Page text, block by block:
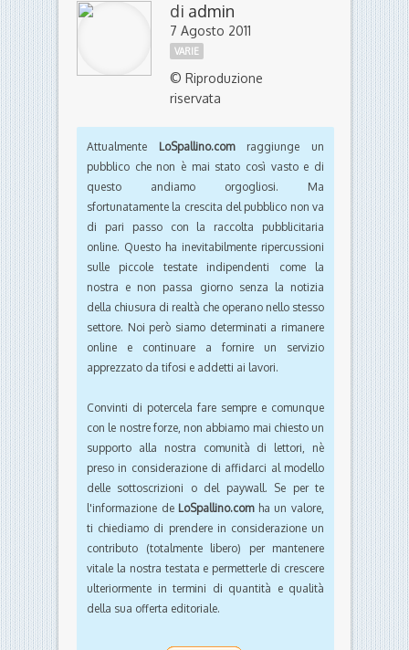
di admin
7 Agosto 2011
VARIE
© Riproduzione
riservata
Attualmente LoSpallino.comraggiunge un
pubblico che non è mai stato così vasto e di
questo andiamo orgogliosi. Ma
sfortunatamente la crescita del pubblico non va
di pari passo con la raccolta pubblicitaria
online. Questo ha inevitabilmente ripercussioni
sulle piccole testate indipendenti come la
nostra e non passa giorno senza la notizia
della chiusura di realtà che operano nello stesso
settore. Noi però siamo determinati a rimanere
online e continuare a fornire un servizio
apprezzato da tifosi e addetti ai lavori.
Convinti di potercela fare sempre e comunque
con le nostre forze, non abbiamo mai chiesto un
supporto alla nostra comunità di lettori, nè
preso in considerazione di affidarci al modello
delle sottoscrizioni o del paywall. Se per te
l'informazione de LoSpallino.comha un valore,
ti chiediamo di prendere in considerazione un
contributo (totalmente libero) per mantenere
vitale la nostra testata e permetterle di crescere
ulteriormente in termini di quantità e qualità
della sua offerta editoriale.